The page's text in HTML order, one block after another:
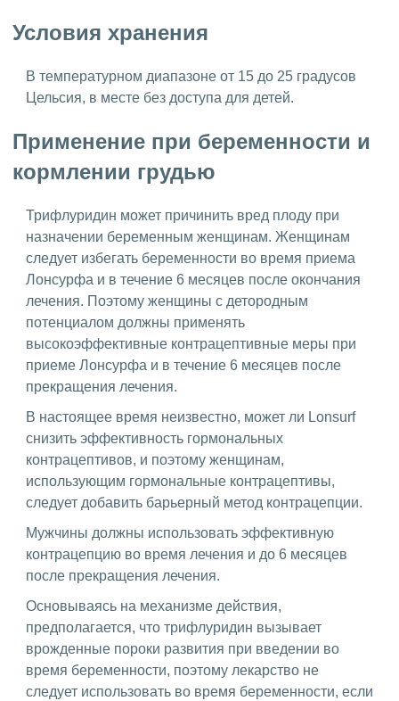
Условия хранения
В температурном диапазоне от 15 до 25 градусов
Цельсия, в месте без доступа для детей.
Применение при беременности и
кормлении грудью
Трифлуридин может причинить вред плоду при
назначении беременным женщинам. Женщинам
следует избегать беременности во время приема
Лонсурфа и в течение 6 месяцев после окончания
лечения. Поэтому женщины с детородным
потенциалом должны применять
высокоэффективные контрацептивные меры при
приеме Лонсурфа и в течение 6 месяцев после
прекращения лечения.
В настоящее время неизвестно, может ли Lonsurf
снизить эффективность гормональных
контрацептивов, и поэтому женщинам,
использующим гормональные контрацептивы,
следует добавить барьерный метод контрацепции.
Мужчины должны использовать эффективную
контрацепцию во время лечения и до 6 месяцев
после прекращения лечения.
Основываясь на механизме действия,
предполагается, что трифлуридин вызывает
врожденные пороки развития при введении во
время беременности, поэтому лекарство не
следует использовать во время беременности, если